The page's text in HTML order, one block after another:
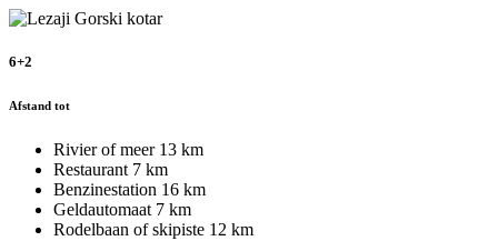
6+2
Afstand tot
Rivier of meer 13 km
Restaurant 7 km
Benzinestation 16 km
Geldautomaat 7 km
Rodelbaan of skipiste 12 km